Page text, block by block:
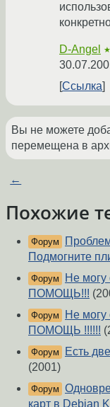
D-Angel ★
Ссылка
Вы не можете
перемещена в
←
Похожие
Форум
Подмогните
Форум
Не
ПОМОЩЬ!!!
Форум
Не
ПОМОЩЬ !!!!!!
Форум
Есть
(2001)
Форум
карт в Debian